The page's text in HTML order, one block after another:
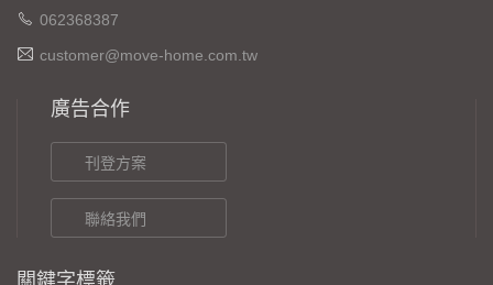
062368387
customer@move-home.com.tw
廣告合作
刊登方案
聯絡我們
關鍵字標籤